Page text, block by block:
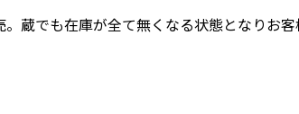
蔵でも在庫が全て無くなる状態となりお